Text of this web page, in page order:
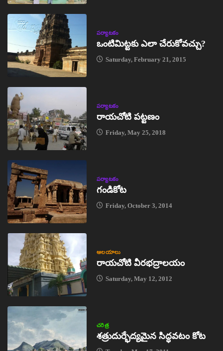
పర్యాటకం
ఒంటిమిట్టకు ఎలా చేరుకోవచ్చు?
Saturday, February 21, 2015
పర్యాటకం
రాయచోటి పట్టణం
Friday, May 25, 2018
పర్యాటకం
గండికోట
Friday, October 3, 2014
ఆలయాలు
రాయచోటి వీరభద్రాలయం
Saturday, May 12, 2012
చరిత్ర
శత్రుదుర్భేద్యమైన సిద్ధవటం కోట